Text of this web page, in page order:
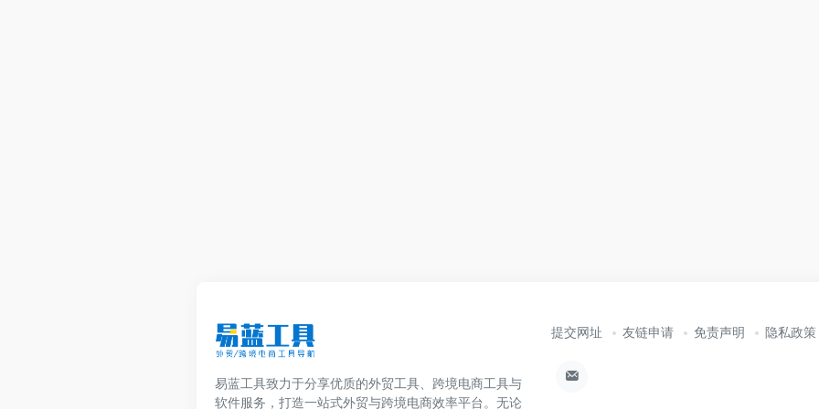
易蓝工具致力于分享优质的外贸工具、跨境电商工具与
软件服务，打造一站式外贸与跨境电商效率平台。无论
提交网址 友链申请 免责声明 隐私政策